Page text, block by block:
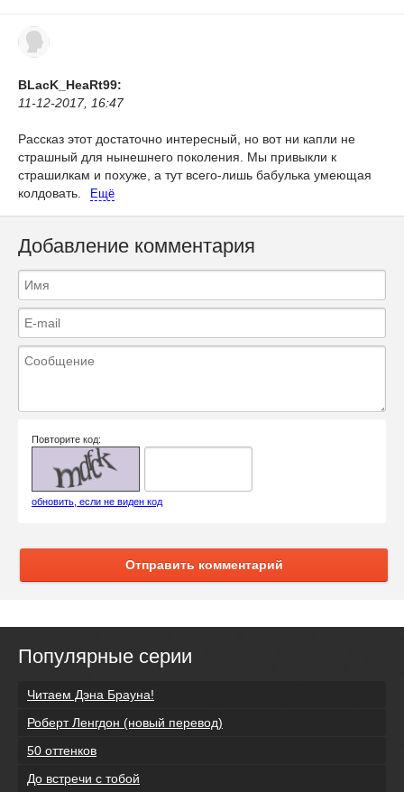
BLacK_HeaRt99:
11-12-2017, 16:47
Рассказ этот достаточно интересный, но вот ни капли не
страшный для нынешнего поколения. Мы привыкли к
страшилкам и похуже, а тут всего-лишь бабулька умеющая
колдовать.
Ещё
Добавление комментария
Повторите код:
обновить, если не виден код
Отправить комментарий
Популярные серии
Читаем Дэна Брауна!
Роберт Ленгдон (новый перевод)
50 оттенков
До встречи с тобой